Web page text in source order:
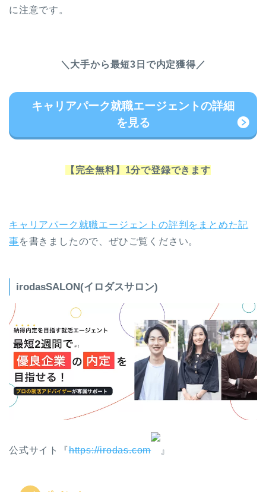
に注意です。
＼大手から最短3日で内定獲得／
キャリアパーク就職エージェントの詳細
を見る
【完全無料】1分で登録できます
キャリアパーク就職エージェントの評判をまとめた記
事を書きましたので、ぜひご覧ください。
irodasSALON(イロダスサロン)
公式サイト『https://irodas.com 』